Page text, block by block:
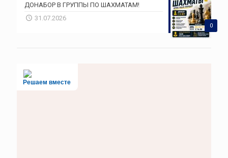
0
ДОНАБОР В ГРУППЫ ПО ШАХМАТАМ!
31.07.2026
Решаем вместе